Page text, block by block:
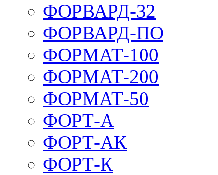
ФОРВАРД-32
ФОРВАРД-ПО
ФОРМАТ-100
ФОРМАТ-200
ФОРМАТ-50
ФОРТ-А
ФОРТ-АК
ФОРТ-К